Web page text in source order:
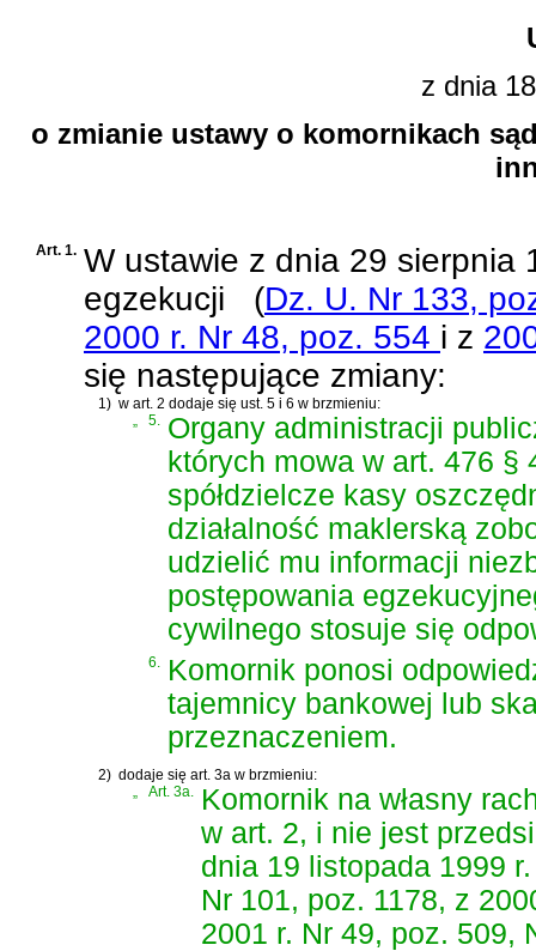
z dnia
o zmianie ustawy o komornikach
Art. 1. W ustawie z dnia 29 sierpnia
egzekucji
(Dz. U. Nr 133,
2000 r. Nr 48, poz. 554 i z
się następujące zmiany:
1) w art. 2 dodaje się ust. 5 i 6 w brzmieniu:
„
5. Organy administracji
których mowa w art. 476
spółdzielcze kasy
działalność maklerską
udzielić mu informacji
postępowania
cywilnego stosuje się
6. Komornik ponosi
tajemnicy bankowej lub
przeznaczeniem.
2) dodaje się art. 3a w brzmieniu:
Art. 3a.
Komornik na własny
w art. 2, i nie jest
dnia 19 listopada 1999
Nr 101, poz. 1178, z
2001 r. Nr 49, poz. 509,